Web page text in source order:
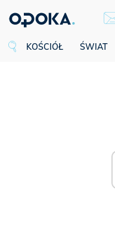
KOŚCIÓŁ ŚWIAT